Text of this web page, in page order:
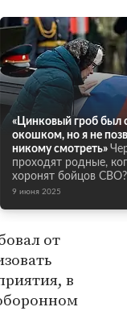
«Цинковый гроб был
окошком, но я не
никому смотреть»
проходят родные,
хоронят бойцов СВО?
9 июня 2025
от
в